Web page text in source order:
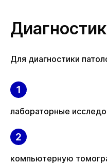
Для диагностики
лабораторные
компьютерную